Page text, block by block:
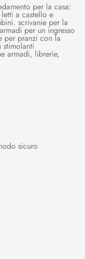
per la casa:
a castello e
scrivanie per la
per un ingresso
per pranzi con la
armadi, librerie,
sicuro